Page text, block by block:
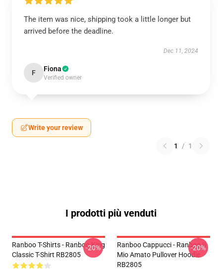
The item was nice, shipping took a little longer but
arrived before the deadline.
Dec 11, 2024
F Fiona
Verified owner
Write your review
1 / 1
I prodotti più venduti
Ranboo T-Shirts - Ranboo King
Classic T-Shirt RB2805
-20%
Ranboo Cappucci - Ranboo Il
Mio Amato Pullover Hoodie
RB2805
-20%